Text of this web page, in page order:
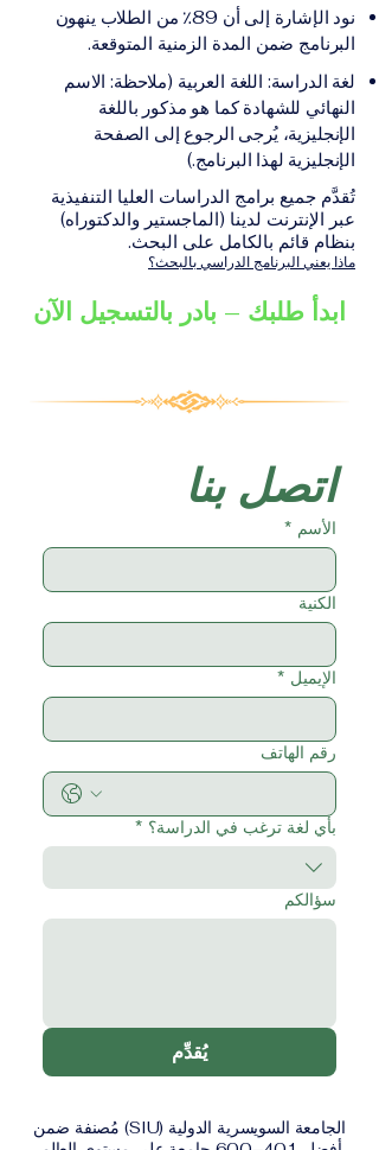
الإلكترونيقد يُطلب تقديم
مستندات إضافية حسب
البرنامج والمؤسسة التعليمية
الأكاديمية المناسبة للبرنامج،
والتي تصدر عن المؤسسة
التعليمية المسؤولة عن تقديم
البرنامج ضمن شبكة VBNN
Smart Education Group.
نود الإشارة إلى أن 89٪ من الطلاب ينهون
البرنامج ضمن المدة الزمنية المتوقعة.
لغة الدراسة: اللغة العربية (ملاحظة: الاسم
النهائي للشهادة كما هو مذكور باللغة
الإنجليزية، يُرجى الرجوع إلى الصفحة
الإنجليزية لهذا البرنامج.)
تُقدَّم جميع برامج الدراسات العليا التنفيذية
عبر الإنترنت لدينا (الماجستير والدكتوراه)
بنظام قائم بالكامل على البحث.
ماذا يعني البرنامج الدراسي بالبحث؟
ابدأ طلبك – بادر بالتسجيل الآن
اتصل بنا
الأسم *
الكنية
الإيميل *
رقم الهاتف
بأي لغة ترغب في الدراسة؟ *
سؤالكم
يُقدِّم
الجامعة السويسرية الدولية (SIU) مُصنفة ضمن